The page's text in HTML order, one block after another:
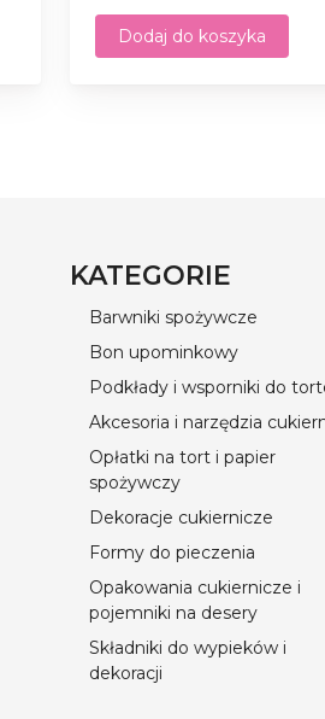
Dodaj do koszyka
KATEGORIE
Barwniki spożywcze
Bon upominkowy
Podkłady i wsporniki do
Akcesoria i narzędzia
Opłatki na tort i papier
spożywczy
Dekoracje cukiernicze
Formy do pieczenia
Opakowania cukiernicze i
pojemniki na desery
Składniki do wypieków i
dekoracji